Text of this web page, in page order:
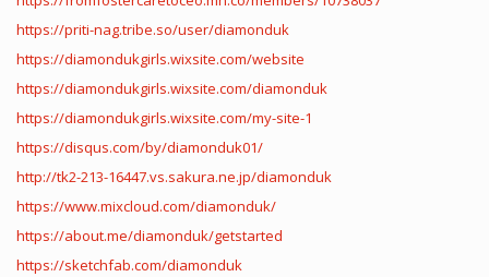
https://priti-nag.tribe.so/user/diamonduk
https://diamondukgirls.wixsite.com/website
https://diamondukgirls.wixsite.com/diamonduk
https://diamondukgirls.wixsite.com/my-site-1
https://disqus.com/by/diamonduk01/
http://tk2-213-16447.vs.sakura.ne.jp/diamonduk
https://www.mixcloud.com/diamonduk/
https://about.me/diamonduk/getstarted
https://sketchfab.com/diamonduk